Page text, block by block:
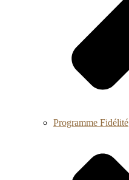
Programme Fidélité